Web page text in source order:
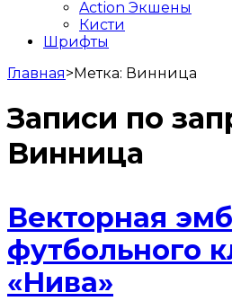
Action Экшены
Кисти
Шрифты
Главная>Метка: Винница
Записи по
Винница
Векторная
футбольного
«Нива»